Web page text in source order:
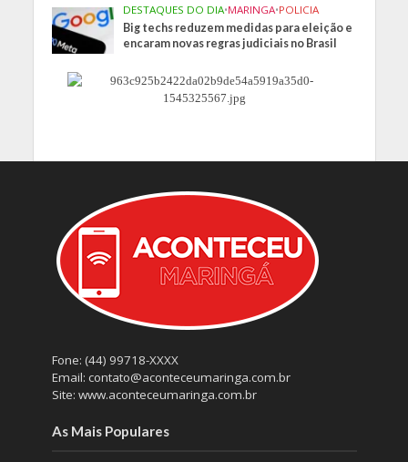
DESTAQUES DO DIA•MARINGA•POLICIA
Big techs reduzem medidas para eleição e
encaram novas regras judiciais no Brasil
Fone: (44) 99718-XXXX
Email: contato@aconteceumaringa.com.br
Site: www.aconteceumaringa.com.br
As Mais Populares